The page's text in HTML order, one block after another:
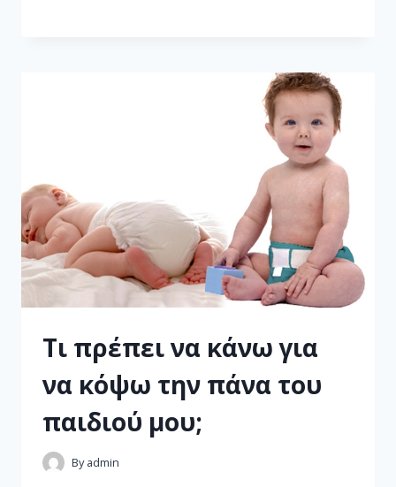
Τι πρέπει να κάνω για
να κόψω την πάνα του
παιδιού μου;
By admin